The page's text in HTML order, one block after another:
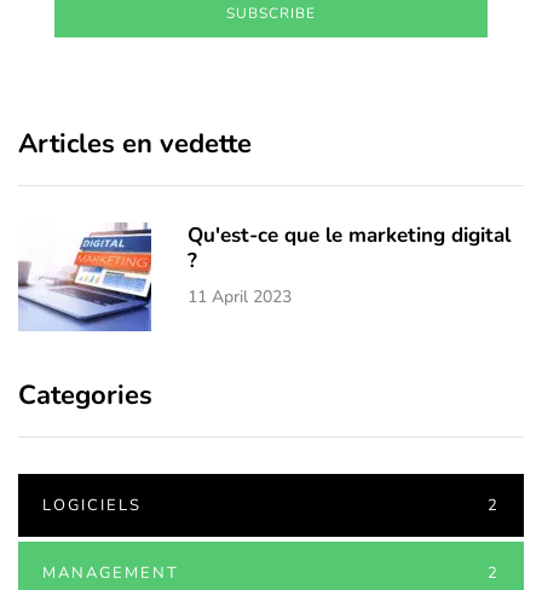
SUBSCRIBE
Articles en vedette
Qu'est-ce que le marketing digital
?
11 April 2023
Categories
LOGICIELS 2
MANAGEMENT 2